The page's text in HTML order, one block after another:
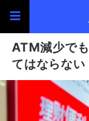
ATM減少で
てはならない